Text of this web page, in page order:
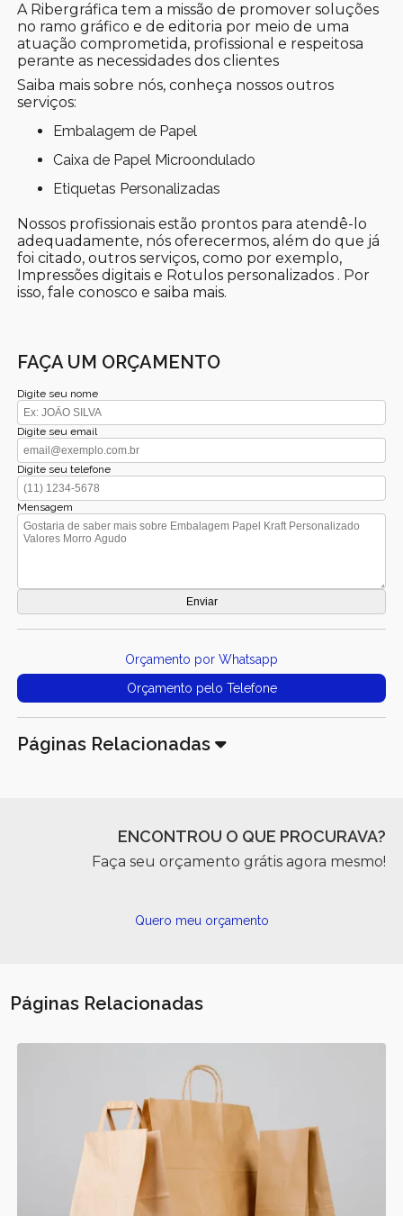
A Ribergráfica tem a missão de promover soluções
no ramo gráfico e de editoria por meio de uma
atuação comprometida, profissional e respeitosa
perante as necessidades dos clientes
Saiba mais sobre nós, conheça nossos outros
serviços:
Embalagem de Papel
Caixa de Papel Microondulado
Etiquetas Personalizadas
Nossos profissionais estão prontos para atendê-lo
adequadamente, nós oferecermos, além do que já
foi citado, outros serviços, como por exemplo,
Impressões digitais e Rotulos personalizados . Por
isso, fale conosco e saiba mais.
FAÇA UM ORÇAMENTO
Digite seu nome
Digite seu email
Digite seu telefone
Mensagem
Orçamento por Whatsapp
Orçamento pelo Telefone
Páginas Relacionadas
ENCONTROU O QUE PROCURAVA?
Faça seu orçamento grátis agora mesmo!
Quero meu orçamento
Páginas Relacionadas